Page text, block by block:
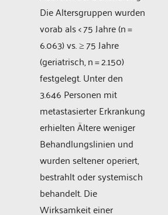
Die Altersgruppen wurden
vorab als < 75 Jahre (n =
6.063) vs. ≥ 75 Jahre
(geriatrisch, n = 2.150)
festgelegt. Unter den
3.646 Personen mit
metastasierter Erkrankung
erhielten Ältere weniger
Behandlungslinien und
wurden seltener operiert,
bestrahlt oder systemisch
behandelt. Die
Wirksamkeit einer